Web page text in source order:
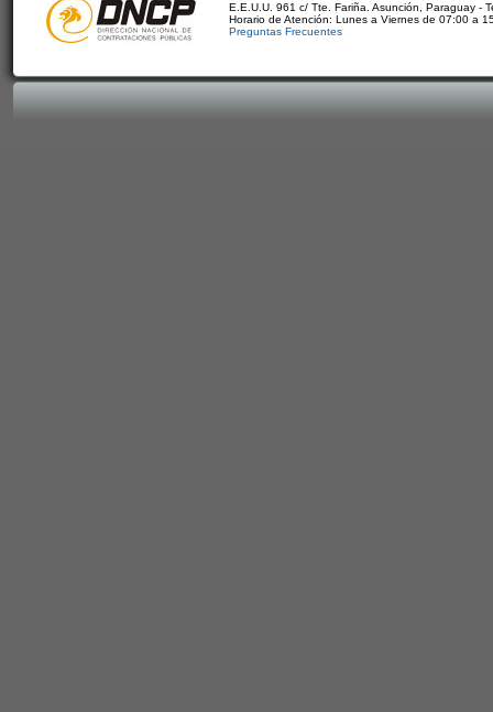
E.E.U.U. 961 c/ Tte. Fariña. Asunción, Paraguay -
Horario de Atención: Lunes a Viernes de 07:00 a
Preguntas Frecuentes